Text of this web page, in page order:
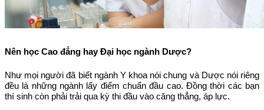
Nên học Cao đẳng hay Đại học ngành Dược?
Như mọi người đã biết ngành Y khoa nói chung và Dược nói riêng
đều là những ngành lấy điểm chuẩn đầu cao. Đồng thời các bạn
thí sinh còn phải trải qua kỳ thi đầu vào căng thẳng, áp lực.